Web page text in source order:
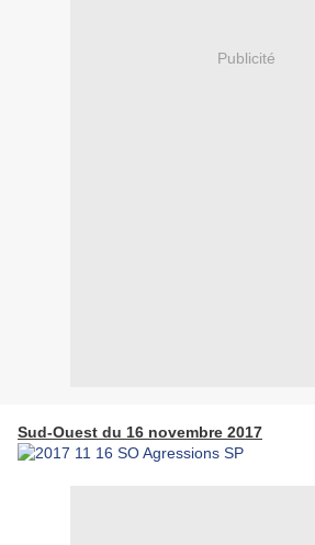
Publicité
Sud-Ouest du 16 novembre 2017